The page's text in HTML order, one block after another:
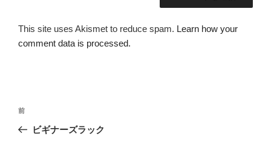
This site uses Akismet to reduce spam. Learn how your
comment data is processed.
投
ナ
過
去
前
ビギナーズラック